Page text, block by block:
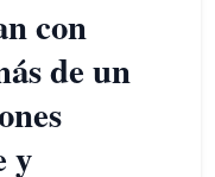
con
de un
y